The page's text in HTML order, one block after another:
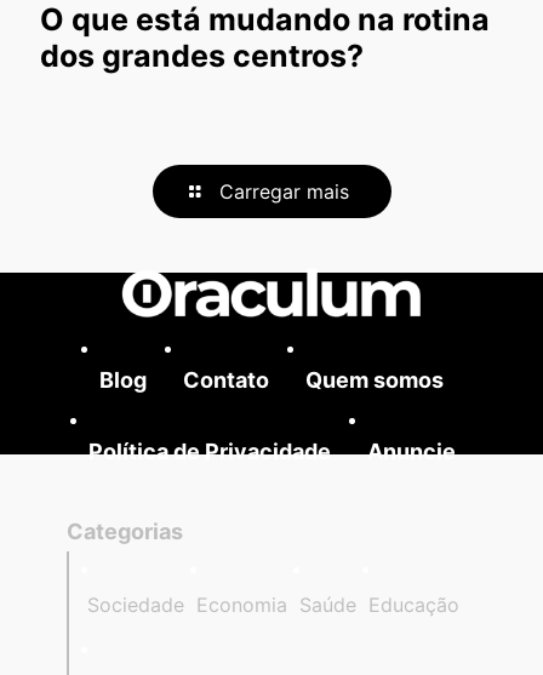
O que está mudando na rotina
dos grandes centros?
Carregar mais
Blog Contato Quem somos
Política de Privacidade Anuncie
Categorias
Sociedade Economia Saúde Educação